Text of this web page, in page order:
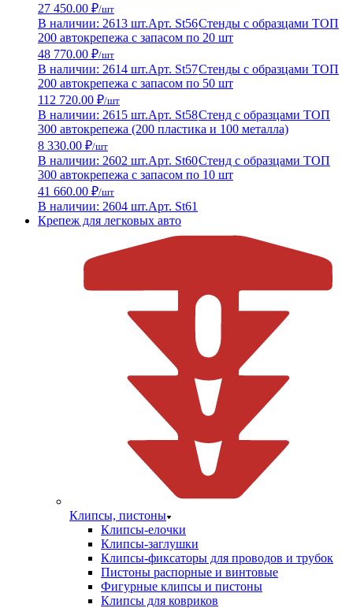
27 450.00 ₽/шт
В наличии: 2613 шт.Арт. St56Стенды с образцами ТОП
200 автокрепежа с запасом по 20 шт
48 770.00 ₽/шт
В наличии: 2614 шт.Арт. St57Стенды с образцами ТОП
200 автокрепежа с запасом по 50 шт
112 720.00 ₽/шт
В наличии: 2615 шт.Арт. St58Стенд с образцами ТОП
300 автокрепежа (200 пластика и 100 металла)
8 330.00 ₽/шт
В наличии: 2602 шт.Арт. St60Стенд с образцами ТОП
300 автокрепежа с запасом по 10 шт
41 660.00 ₽/шт
В наличии: 2604 шт.Арт. St61
Крепеж для легковых авто
Клипсы, пистоны
Клипсы-елочки
Клипсы-заглушки
Клипсы-фиксаторы для проводов и трубок
Пистоны распорные и винтовые
Фигурные клипсы и пистоны
Клипсы для ковриков